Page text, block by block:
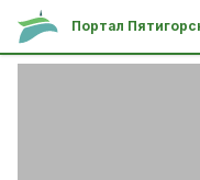
Портал